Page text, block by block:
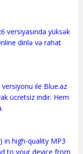
versiyasında yüksək
dinlə və rahat
versiyonu ile Blue.az
ücretsiz indir. Hem
in high-quality MP3
to your device from